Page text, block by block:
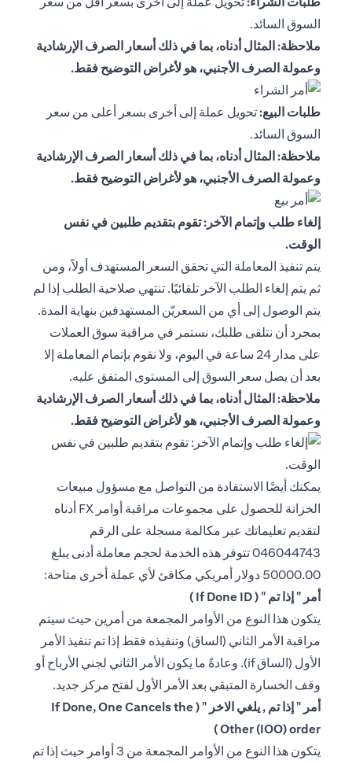
السوق السائد.
ملاحظة: المثال أدناه، بما في ذلك أسعار الصرف الإرشادية
وعمولة الصرف الأجنبي، هو لأغراض التوضيح فقط.
طلبات البيع:تحويل عملة إلى أخرى بسعر أعلى من سعر
السوق السائد.
ملاحظة: المثال أدناه، بما في ذلك أسعار الصرف الإرشادية
وعمولة الصرف الأجنبي، هو لأغراض التوضيح فقط.
إلغاء طلب وإتمام الآخر: تقوم بتقديم طلبين في نفس
الوقت.
يتم تنفيذ المعاملة التي تحقق السعر المستهدف أولاً، ومن
ثم يتم إلغاء الطلب الآخر تلقائيًا. تنتهي صلاحية الطلب إذا لم
يتم الوصول إلى أي من السعريّن المستهدفين بنهاية المدة.
بمجرد أن نتلقى طلبك، نستمر في مراقبة سوق العملات
على مدار 24 ساعة في اليوم، ولا نقوم بإتمام المعاملة إلا
بعد أن يصل سعر السوق إلى المستوى المتفق عليه.
ملاحظة: المثال أدناه، بما في ذلك أسعار الصرف الإرشادية
وعمولة الصرف الأجنبي، هو لأغراض التوضيح فقط.
يمكنك أيضًا الاستفادة من التواصل مع مسؤول مبيعات
الخزانة للحصول على مجموعات مراقبة أوامر FX أدناه
لتقديم تعليماتك عبر مكالمة مسجلة على الرقم
046044743 تتوفر هذه الخدمة لحجم معاملة أدنى يبلغ
50000.00 دولار أمريكي مكافئ لأي عملة أخرى متاحة:
أمر " إذا تم " ( If Done ID )
يتكون هذا النوع من الأوامر المجمعة من أمرين حيث سيتم
مراقبة الأمر الثاني (الساق) وتنفيذه فقط إذا تم تنفيذ الأمر
الأول (الساق if). وعادةً ما يكون الأمر الثاني لجني الأرباح أو
وقف الخسارة المتبقي بعد الأمر الأول لفتح مركز جديد.
أمر " إذا تم , يلغي الاخر " ( If Done, One Cancels the
Other (IOO) order )
يتكون هذا النوع من الأوامر المجمعة من 3 أوامر حيث إذا تم